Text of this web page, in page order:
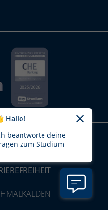
MAP
Hallo!
beantworte deine
zum Studium